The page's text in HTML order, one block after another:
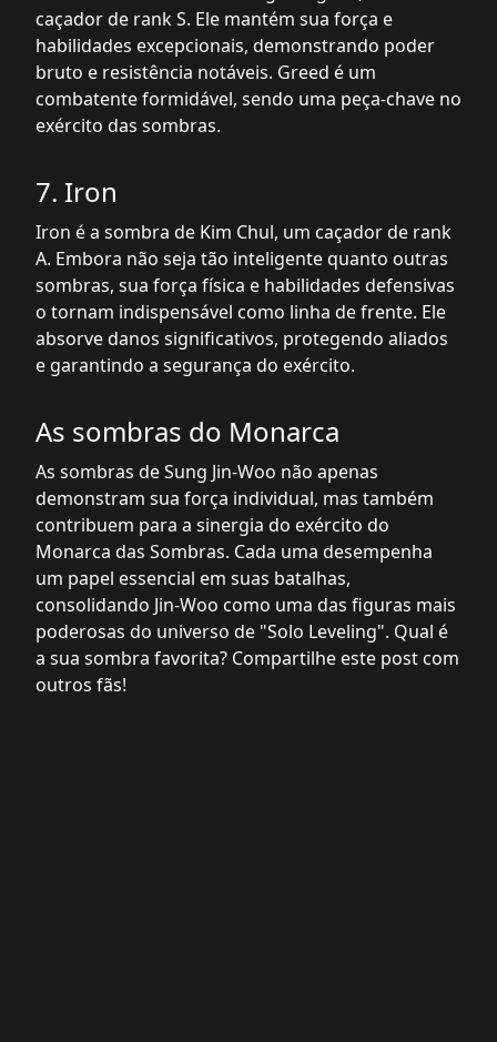
caçador de rank S. Ele mantém sua força e
habilidades excepcionais, demonstrando poder
bruto e resistência notáveis. Greed é um
combatente formidável, sendo uma peça-chave no
exército das sombras.
7. Iron
Iron é a sombra de Kim Chul, um caçador de rank
A. Embora não seja tão inteligente quanto outras
sombras, sua força física e habilidades defensivas
o tornam indispensável como linha de frente. Ele
absorve danos significativos, protegendo aliados
e garantindo a segurança do exército.
As sombras do Monarca
As sombras de Sung Jin-Woo não apenas
demonstram sua força individual, mas também
contribuem para a sinergia do exército do
Monarca das Sombras. Cada uma desempenha
um papel essencial em suas batalhas,
consolidando Jin-Woo como uma das figuras mais
poderosas do universo de "Solo Leveling". Qual é
a sua sombra favorita? Compartilhe este post com
outros fãs!